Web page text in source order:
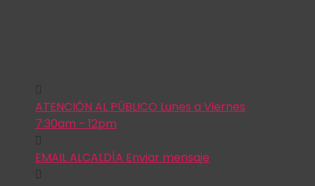
ATENCIÓN AL PÚBLICO Lunes a Viernes
7:30am - 12pm
EMAIL ALCALDÍA Enviar mensaje